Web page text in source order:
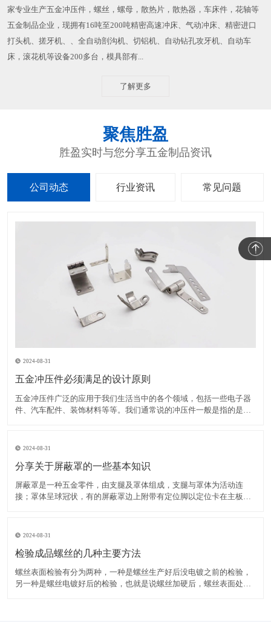
家专业生产五金冲压件，螺丝，螺母，散热片，散热器，车床件，花轴等
五金制品企业，现拥有16吨至200吨精密高速冲床、气动冲床、精密进口
打头机、搓牙机、、全自动剖沟机、切铝机、自动钻孔攻牙机、自动车
床，滚花机等设备200多台，模具部有...
了解更多
聚焦胜盈
胜盈实时与您分享五金制品资讯
公司动态 行业资讯 常见问题
2024-08-31
五金冲压件必须满足的设计原则
五金冲压件广泛的应用于我们生活当中的各个领域，包括一些电子器
件、汽车配件、装饰材料等等。我们通常说的冲压件一般是指的是冷
成你想要的盘子了，这就是冷冲压，就是直接用模具对五金材料
2024-08-31
分享关于屏蔽罩的一些基本知识
屏蔽罩是一种五金零件，由支腿及罩体组成，支腿与罩体为活动连
接；罩体呈球冠状，有的屏蔽罩边上附带有定位脚以定位卡在主板相
一个屏蔽架，屏蔽框扣在屏蔽架上），但方便后期对里面芯片及电
2024-08-31
检验成品螺丝的几种主要方法
螺丝表面检验有分为两种，一种是螺丝生产好后没电镀之前的检验，
另一种是螺丝电镀好后的检验，也就是说螺丝加硬后，螺丝表面处理